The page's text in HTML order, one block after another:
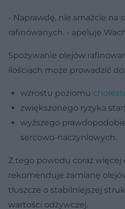
- Naprawdę, nie smażcie na
rafinowanych. - apeluje
Spożywanie olejów
ilościach może prowadzić do:
wzrostu poziomu
zwiększonego ryzyka
wyższego
sercowo-naczyniowych.
Z tego powodu coraz
rekomenduje zamianę
tłuszcze o stabilniejszej
wartości odżywczej.